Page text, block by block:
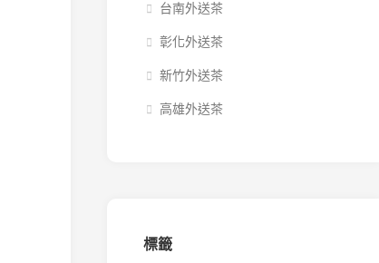
台南外送茶
彰化外送茶
新竹外送茶
高雄外送茶
標籤